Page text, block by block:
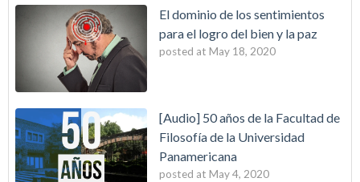
El dominio de los sentimientos
para el logro del bien y la paz
posted at May 18, 2020
[Audio] 50 años de la Facultad de
Filosofía de la Universidad
Panamericana
posted at May 4, 2020